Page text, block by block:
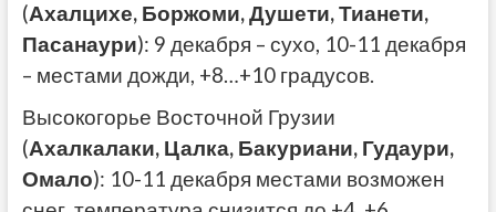
(Ахалцихе, Боржоми, Душети, Тианети,
Пасанаури): 9 декабря – сухо, 10-11 декабря
– местами дожди, +8…+10 градусов.
Высокогорье Восточной Грузии
(Ахалкалаки, Цалка, Бакуриани, Гудаури,
Омало): 10-11 декабря местами возможен